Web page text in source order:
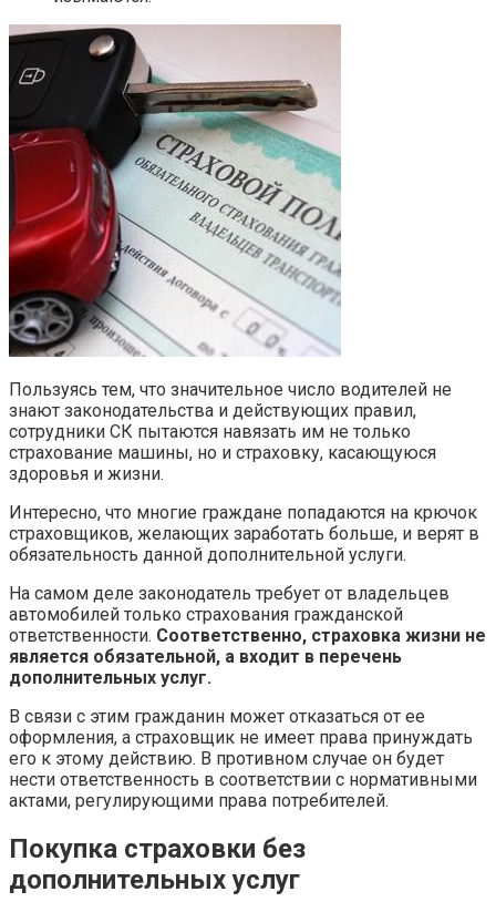
Пользуясь тем, что значительное число водителей не
знают законодательства и действующих правил,
сотрудники СК пытаются навязать им не только
страхование машины, но и страховку, касающуюся
здоровья и жизни.
Интересно, что многие граждане попадаются на крючок
страховщиков, желающих заработать больше, и верят в
обязательность данной дополнительной услуги.
На самом деле законодатель требует от владельцев
автомобилей только страхования гражданской
ответственности. Соответственно, страховка жизни не
является обязательной, а входит в перечень
дополнительных услуг.
В связи с этим гражданин может отказаться от ее
оформления, а страховщик не имеет права принуждать
его к этому действию. В противном случае он будет
нести ответственность в соответствии с нормативными
актами, регулирующими права потребителей.
Покупка страховки без
дополнительных услуг